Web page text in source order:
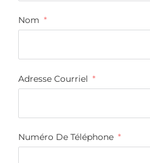
Nom
Adresse Courriel
Numéro De Téléphone